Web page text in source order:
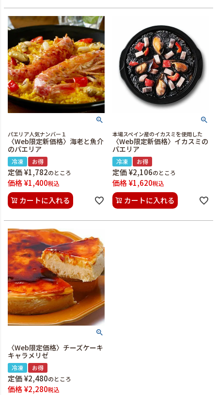
パエリア人気ナンバー１
〈Web限定新価格〉海老と魚介
のパエリア
冷凍 お得
定価¥1,782のところ
価格¥1,400税込
カートに入れる
本場スペイン産のイカスミを使用した
〈Web限定新価格〉イカスミの
パエリア
冷凍 お得
定価¥2,106のところ
価格¥1,620税込
カートに入れる
〈Web限定価格〉チーズケーキ
キャラメリゼ
冷凍 お得
定価¥2,480のところ
価格¥2,280税込